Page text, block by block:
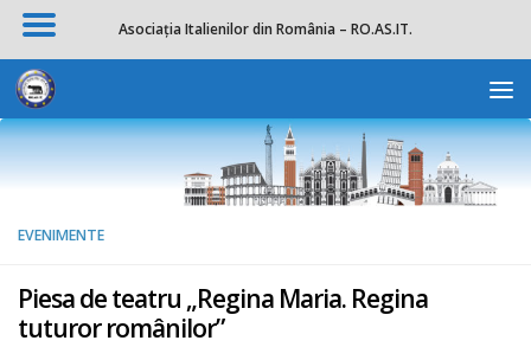
Skip to content
EVENIMENTE
Piesa de teatru „Regina Maria. Regina
tuturor românilor”
Asociația Italienilor din România – RO.AS.IT.